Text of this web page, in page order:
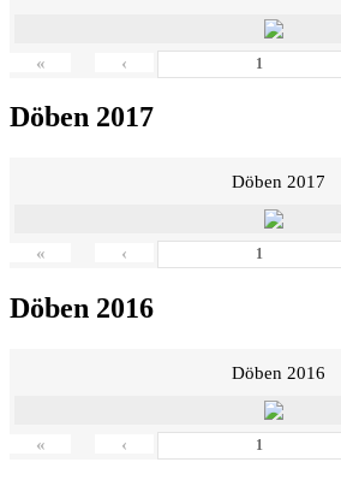
« ‹
Döben 2017
Döben 2017
« ‹
Döben 2016
Döben 2016
« ‹